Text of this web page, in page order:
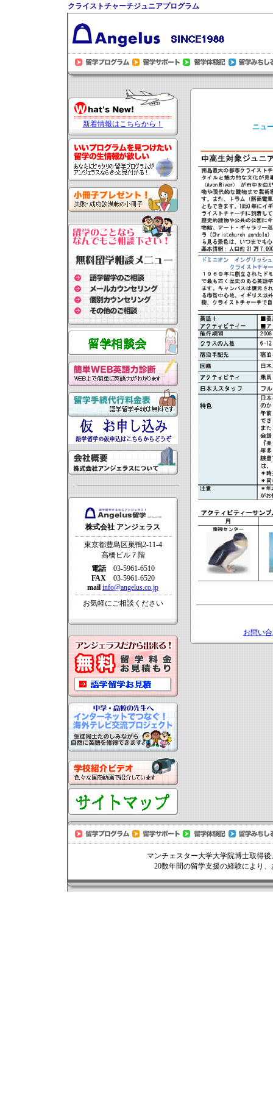
クライストチャーチジュニアプログラム
新着情報はこちらから！
株式会社 アンジェラス
東京都豊島区巣鴨2-11-4
高橋ビル７階
電話03-5961-6510
FAX03-5961-6520
mail info@angelus.co.jp
お気軽にご相談ください
ニュ
お問い
マンチェスター大学大学院博士取得
20数年間の留学支援の経験により